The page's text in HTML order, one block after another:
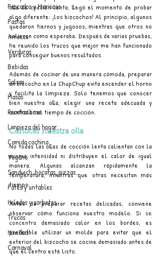
Pescados y Mariscos
Pastas
Arroces
Verduras
Bebidas
Salsas
Masas
Recetas base
Limpieza del hogar
Comida cochina
Vegano
Sandwich, bocatas, pizzas...
Patés y untables
Helados y sorbetes
Trucos
Navidad
Carnaval
olla de cocción lenta, llegó el momento de probar
algo diferente: ¡los bizcochos! Al principio, algunos
quedaron tiernos y jugosos, mientras que otros no
salieron como esperaba. Después de varias pruebas,
he reunido los trucos que mejor me han funcionado
para conseguir buenos resultados.
Además de cocinar de una manera cómoda, preparar
un bizcocho en la ChupChup evita encender el horno
y facilita la limpieza. Solo tenemos que conocer
bien nuestra olla, elegir una receta adecuada y
controlar el tiempo de cocción.
Conocer nuestra olla
No todas las ollas de cocción lenta calientan con la
misma intensidad ni distribuyen el calor de igual
manera. Algunas alcanzan rápidamente la
temperatura, mientras que otras necesitan más
tiempo.
Antes de preparar recetas delicadas, conviene
observar cómo funciona nuestro modelo. Si se
concentra demasiado calor en los bordes, es
preferible utilizar un molde para evitar que el
exterior del bizcocho se cocine demasiado antes de
que el centro esté listo.